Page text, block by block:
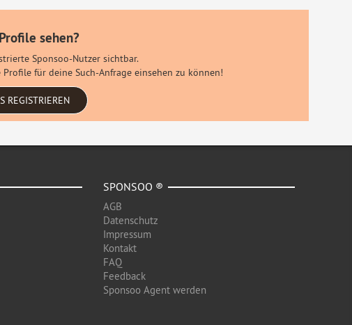
sehen?
Sponsoo-Nutzer sichtbar.
für deine Such-Anfrage einsehen zu können!
REGISTRIEREN
SPONSOO ®
AGB
Datenschutz
Impressum
Kontakt
FAQ
Feedback
Sponsoo Agent werden